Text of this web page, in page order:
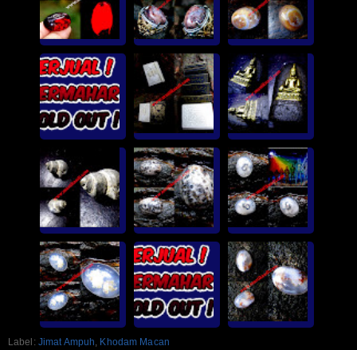
Label: Jimat Ampuh, Khodam Macan